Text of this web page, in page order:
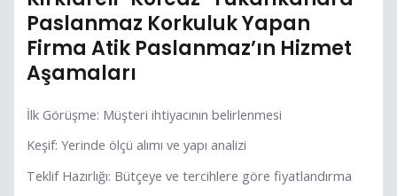
Paslanmaz Korkuluk Yapan
Firma Atik Paslanmaz’ın Hizmet
Aşamaları
İlk Görüşme: Müşteri ihtiyacının belirlenmesi
Keşif: Yerinde ölçü alımı ve yapı analizi
Teklif Hazırlığı: Bütçeye ve tercihlere göre fiyatlandırma